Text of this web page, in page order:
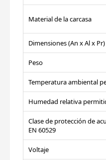
Material de la carcasa
Dimensiones (An x Al x Pr)
Peso
Temperatura ambiental
Humedad relativa
Clase de protección de
EN 60529
Voltaje